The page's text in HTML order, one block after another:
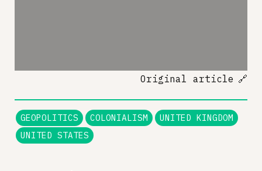
Original article 🔗
GEOPOLITICS COLONIALISM
UNITED KINGDOM
UNITED STATES